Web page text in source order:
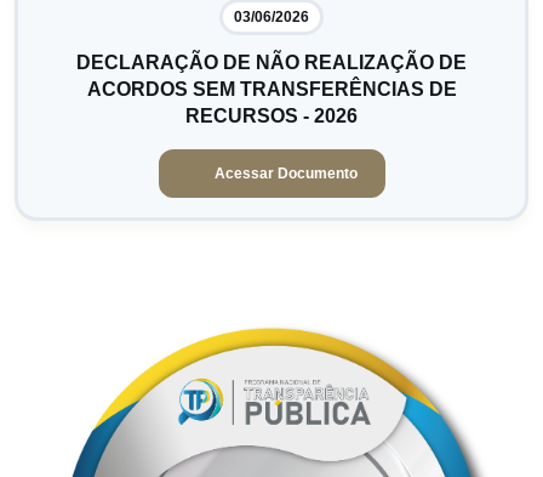
03/06/2026
DECLARAÇÃO DE NÃO REALIZAÇÃO DE
ACORDOS SEM TRANSFERÊNCIAS DE
RECURSOS - 2026
Acessar Documento